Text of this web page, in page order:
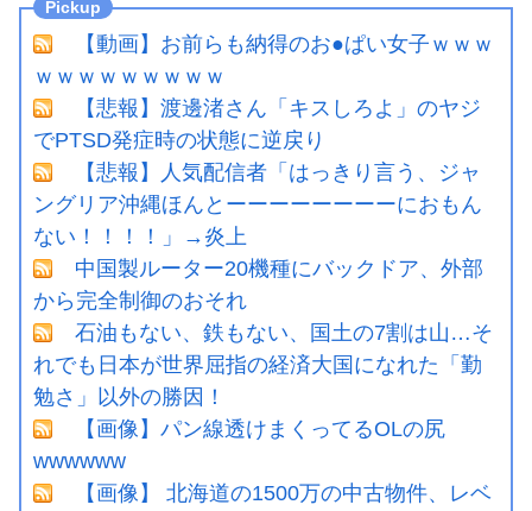
【動画】お前らも納得のお●ぱい女子ｗｗｗ
ｗｗｗｗｗｗｗｗｗ
【悲報】渡邊渚さん「キスしろよ」のヤジ
でPTSD発症時の状態に逆戻り
【悲報】人気配信者「はっきり言う、ジャ
ングリア沖縄ほんとーーーーーーーーにおもん
ない！！！！」→炎上
中国製ルーター20機種にバックドア、外部
から完全制御のおそれ
石油もない、鉄もない、国土の7割は山…そ
れでも日本が世界屈指の経済大国になれた「勤
勉さ」以外の勝因！
【画像】パン線透けまくってるOLの尻
wwwwww
【画像】 北海道の1500万の中古物件、レベ